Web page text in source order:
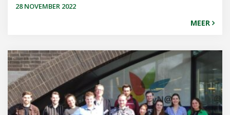
28 NOVEMBER 2022
MEER